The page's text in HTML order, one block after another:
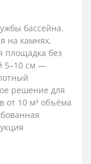
бассейна.
на камнях,
площадка без
5–10 см —
решение для
от 10 м³ объёма